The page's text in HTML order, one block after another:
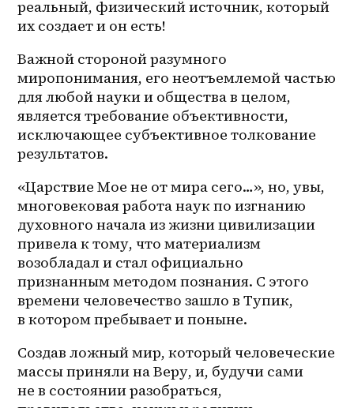
реальный, физический источник, который
их создает и он есть!
Важной стороной разумного
миропонимания, его неотъемлемой частью
для любой науки и общества в целом,
является требование объективности,
исключающее субъективное толкование
результатов.
«Царствие Мое не от мира сего…», но, увы,
многовековая работа наук по изгнанию
духовного начала из жизни цивилизации
привела к тому, что материализм
возобладал и стал официально
признанным методом познания. С этого
времени человечество зашло в Тупик,
в котором пребывает и поныне.
Создав ложный мир, который человеческие
массы приняли на Веру, и, будучи сами
не в состоянии разобраться,